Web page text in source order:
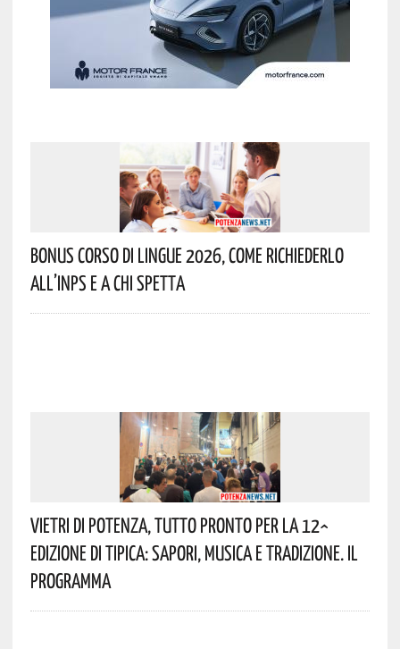
Bonus Corso Di Lingue 2026, Come Richiederlo
All’INPS E A Chi Spetta
Vietri Di Potenza, Tutto Pronto Per La 12^
Edizione Di Tipica: Sapori, Musica E Tradizione. Il
Programma